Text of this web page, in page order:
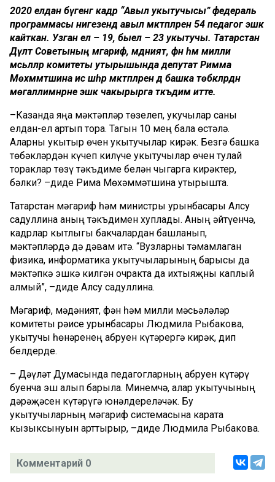
2020 елдан бүгенгә кадәр “Авыл укытучысы” федераль
программасы нигезендә авыл мәктәпләренә 54 педагог эшкә
кайткан. Узган ел – 19, быел – 23 укытучы. Татарстан
Дәүләт Советының мәгариф, мәдәният, фән һәм милли
мәсьәләләр комитеты утырышында депутат Римма
Мөхәммәтшина исә шәһәр мәктәпләренә дә башка төбәкләрдән
мөгаллимнәрне эшкә чакырырга тәкъдим итте.
–Казанда яңа мәктәпләр төзелеп, укучылар саны
елдан-ел артып тора. Тагын 10 мең бала өстәлә.
Аларны укытыр өчен укытучылар кирәк. Безгә башка
төбәкләрдән күчеп килүче укытучылар өчен тулай
тораклар төзү тәкъдиме белән чыгарга кирәктер,
бәлки? –диде Рима Мөхәммәтшина утырышта.
Татарстан мәгариф һәм министры урынбасары Алсу
Әсадуллина аның тәкъдимен хуплады. Аның әйтүенчә,
кадрлар кытлыгы бакчалардан башланып,
мәктәпләрдә дә дәвам итә. “Вузларны тәмамлаган
физика, информатика укытучыларының барысы да
мәктәпкә эшкә килгән очракта да ихтыяҗны каплый
алмый”, –диде Алсу Әсадуллина.
Мәгариф, мәдәният, фән һәм милли мәсьәләләр
комитеты рәисе урынбасары Людмила Рыбакова,
укытучы һөнәренең абруен күтәрергә кирәк, дип
белдерде.
– Дәүләт Думасында педагогларның абруен күтәрү
буенча эш алып барыла. Минемчә, алар укытучының
дәрәҗәсен күтәрүгә юнәлдереләчәк. Бу
укытучыларның мәгариф системасына карата
кызыксынуын арттырыр, –диде Людмила Рыбакова.
Комментарий 0